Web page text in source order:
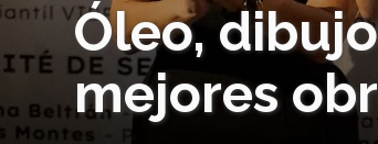
Óleo,
mejores